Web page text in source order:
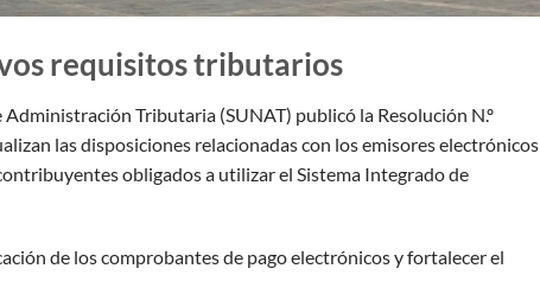
requisitos tributarios
Tributaria (SUNAT) publicó la Resolución N.º
las disposiciones relacionadas con los emisores electrónicos
obligados a utilizar el Sistema Integrado de
de los comprobantes de pago electrónicos y fortalecer el